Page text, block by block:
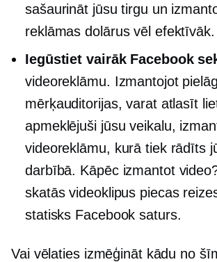
sašaurināt jūsu tirgu un
reklāmas dolārus vēl efektīvāk.
Iegūstiet vairāk Facebook
videoreklāmu. Izmantojot
mērķauditorijas, varat atlasīt
apmeklējuši jūsu veikalu,
videoreklāmu, kurā tiek rādīts
darbībā. Kāpēc izmantot
skatās videoklipus piecas
statisks Facebook saturs.
Vai vēlaties izmēģināt kādu no